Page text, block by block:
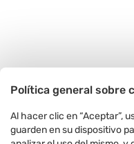
Política general sobre
Al hacer clic en “Aceptar”,
guarden en su dispositivo